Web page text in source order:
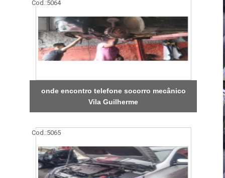
Cod.:5064
onde encontro telefone socorro mecânico
Vila Guilherme
Cod.:5065